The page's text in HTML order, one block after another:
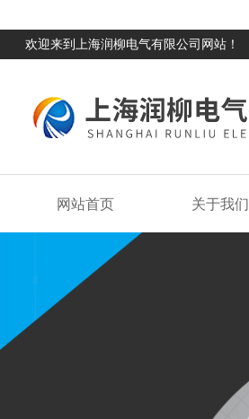
欢迎来到上海润柳电气有限公司网站！
网站首页 关于我们